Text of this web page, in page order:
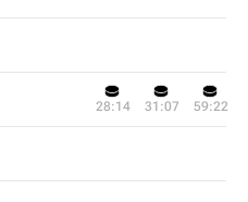
28:14 31:07 59:22